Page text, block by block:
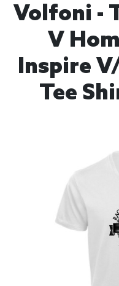
Volfoni -
V
Inspire
Tee